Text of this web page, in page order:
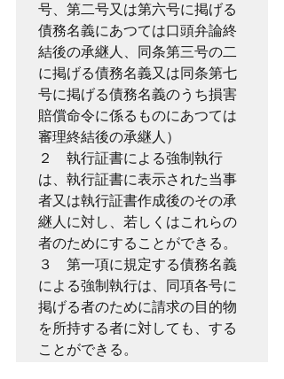
号、第二号又は第六号に掲げる
債務名義にあつては口頭弁論終
結後の承継人、同条第三号の二
に掲げる債務名義又は同条第七
号に掲げる債務名義のうち損害
賠償命令に係るものにあつては
審理終結後の承継人）
２　執行証書による強制執行
は、執行証書に表示された当事
者又は執行証書作成後のその承
継人に対し、若しくはこれらの
者のためにすることができる。
３　第一項に規定する債務名義
による強制執行は、同項各号に
掲げる者のために請求の目的物
を所持する者に対しても、する
ことができる。